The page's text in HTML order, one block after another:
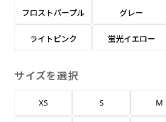
フロストパープル グレー
ライトピンク 蛍光イエロー
サイズを選択
XS S M
文字だけのぼり（要画像確
］
弊社よりJPG画像をお送りし
返事を頂いたあとに製作開始
円］
弊社よりJPG画像をお送りし
返事を頂いたあとに製作開始
デザインアレンジ［ +2,498
デザインの色や文字等が変更
になりづらく、狭い範囲で沢山
ハーフ(30x90)
になりづらく、狭い範囲で沢山
ハーフ(90x30)